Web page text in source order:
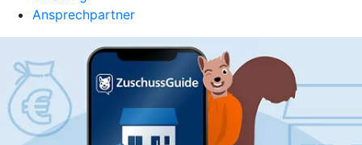
Ansprechpartner